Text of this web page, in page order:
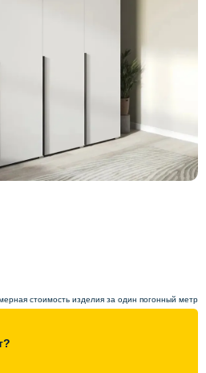
стоимость изделия за один погонный метр